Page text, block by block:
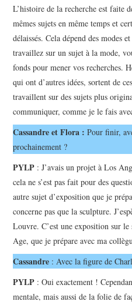
L’histoire de la recherche est faite
mêmes sujets en même temps et
délaissés. Cela dépend des modes
travaillez sur un sujet à la mode,
fonds pour mener vos recherches.
qui ont d’autres idées, sortent de
travaillent sur des sujets plus
communiquer, comme je le fais
Cassandre et Flora :Pour finir,
prochainement ?
PYLP : J’avais un projet à Los
cela ne s’est pas fait pour des
autre sujet d’exposition que je
concerne pas que la sculpture.
Louvre. C’est une exposition sur
Age, que je prépare avec ma
Cassandre : Avec la figure de
PYLP : Oui exactement !
mentale, mais aussi de la folie de